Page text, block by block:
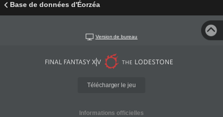
Base de données d'Éorzéa
Version de bureau
Télécharger le jeu
Informations officielles